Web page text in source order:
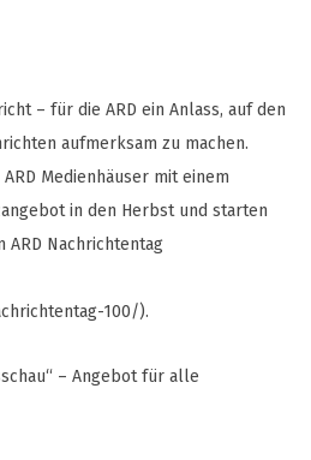
– für die ARD ein Anlass, auf den
aufmerksam zu machen.
Medienhäuser mit einem
in den Herbst und starten
ARD Nachrichtentag
100/).
– Angebot für alle